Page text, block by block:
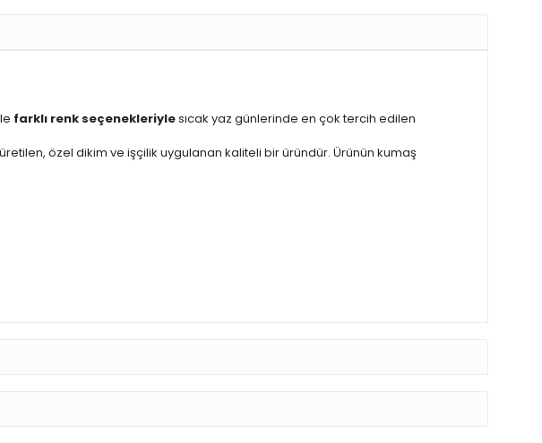
farklı renk seçenekleriylesıcak yaz günlerinde en çok tercih edilen
özel dikim ve işçilik uygulanan kaliteli bir üründür. Ürünün kumaş